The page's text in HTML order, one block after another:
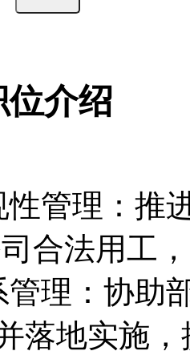
位介绍
性管理：推
合法用工
管理：协助
落地实施